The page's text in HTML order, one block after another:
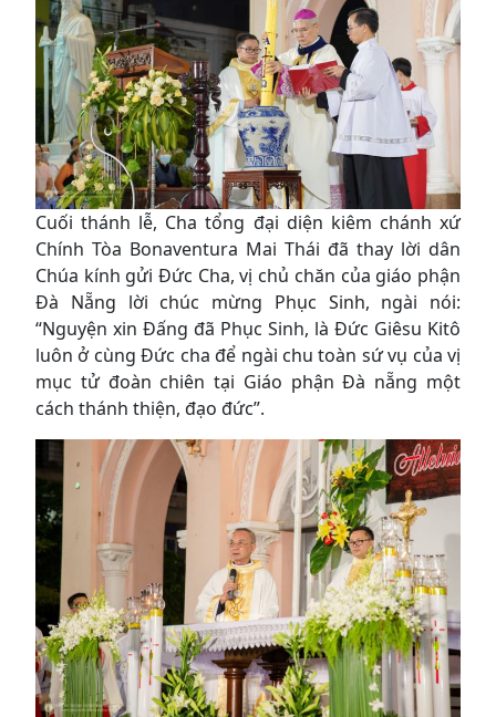
Cuối thánh lễ, Cha tổng đại diện kiêm chánh xứ
Chính Tòa Bonaventura Mai Thái đã thay lời dân
Chúa kính gửi Đức Cha, vị chủ chăn của giáo phận
Đà Nẵng lời chúc mừng Phục Sinh, ngài nói:
“Nguyện xin Đấng đã Phục Sinh, là Đức Giêsu Kitô
luôn ở cùng Đức cha để ngài chu toàn sứ vụ của vị
mục tử đoàn chiên tại Giáo phận Đà nẵng một
cách thánh thiện, đạo đức”.